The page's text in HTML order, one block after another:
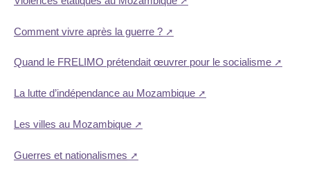
Comment vivre après la guerre ?
Quand le FRELIMO prétendait œuvrer pour le socialisme
La lutte d’indépendance au Mozambique
Les villes au Mozambique
Guerres et nationalismes